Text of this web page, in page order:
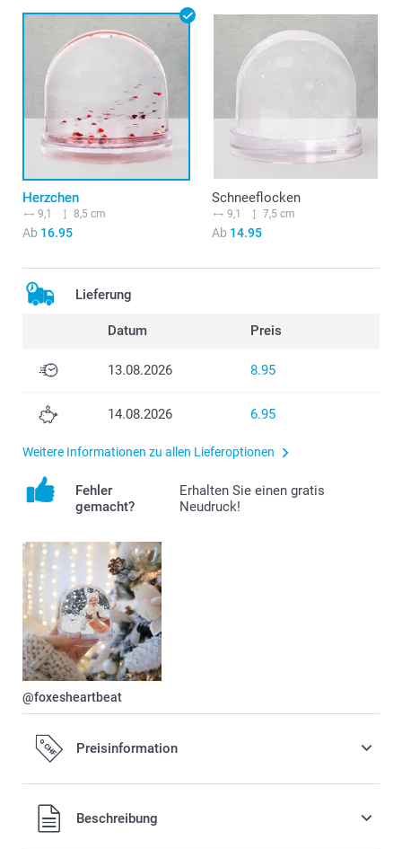
Herzchen
9,1 8,5 cm
Ab 16.95
Schneeflocken
9,1 7,5 cm
Ab 14.95
Lieferung
Datum Preis
13.08.2026 8.95
14.08.2026 6.95
Weitere Informationen zu allen Lieferoptionen
Fehler
gemacht?
Erhalten Sie einen gratis
Neudruck!
@foxesheartbeat
Preisinformation
Alle Preise verstehen sich in Schweizer Franken (CHF) inkl.
MwSt. und zzgl. Versandkosten.
Beschreibung